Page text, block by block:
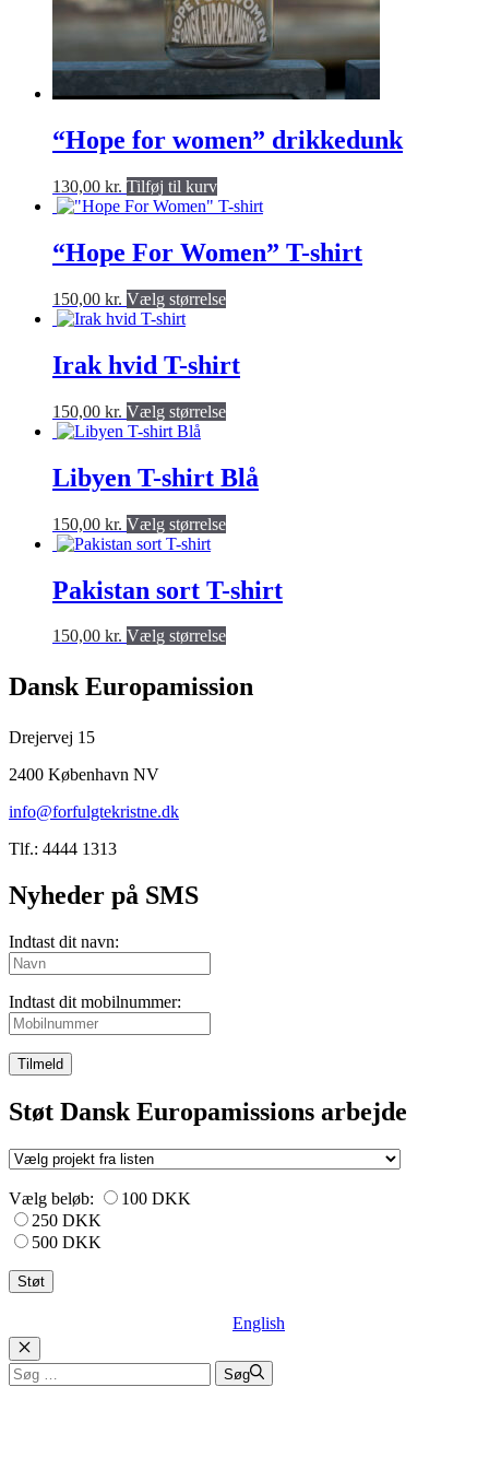
“Hope for women” drikkedunk
130,00 kr. Tilføj til kurv
“Hope For Women” T-shirt
150,00 kr. Vælg størrelseDette
flere
varianter.
kan
produktsiden
Irak hvid T-shirt
150,00 kr. Vælg størrelseDette
flere
varianter.
kan
produktsiden
Libyen T-shirt Blå
150,00 kr. Vælg størrelseDette
flere
varianter.
kan
på
produktsiden
Pakistan sort T-shirt
150,00 kr. Vælg størrelseDette
flere
Dansk Europamission
Drejervej 15
2400 København NV
info@forfulgtekristne.dk
Tlf.: 4444 1313
Nyheder på SMS
Indtast dit navn:
Indtast dit mobilnummer:
Tilmeld
Støt Dansk Europamissions arbejde
Vælg beløb:
100 DKK
250 DKK
500 DKK
English
Luk
Søg
efter:
Søg